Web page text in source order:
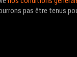
pas être tenus